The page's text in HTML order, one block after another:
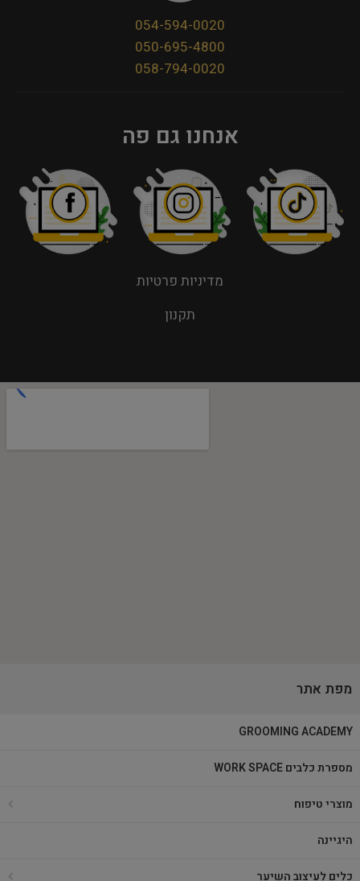
054-594-0020
050-695-4800
058-794-0020
אנחנו גם פה
מדיניות פרטיות
תקנון
מפת אתר
GROOMING ACADEMY
מספרת כלבים WORK SPACE
מוצרי טיפוח
היגיינה
כלים לעיצוב השיער